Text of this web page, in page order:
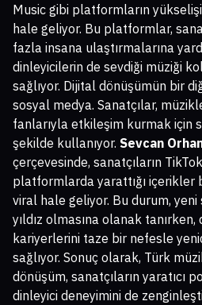
Music gibi platformların
hale geliyor. Bu platformlar,
fazla insana ulaştırmalarına
dinleyicilerin de sevdiği müziği
sağlıyor. Dijital dönüşümün bir
sosyal medya. Sanatçılar,
fanlarıyla etkileşim kurmak için
şekilde kullanıyor. Sevcan
çerçevesinde, sanatçıların
platformlarda yarattığı içerikler
viral hale geliyor. Bu durum, yeni
yıldız olmasına olanak
kariyerlerini taze bir nefesle
sağlıyor. Sonuç olarak, Türk
dönüşüm, sanatçıların yaratıcı
dinleyici deneyimini de